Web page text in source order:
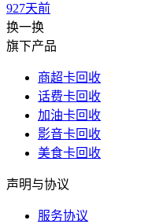
927天前
换一换
旗下产品
商超卡回收
话费卡回收
加油卡回收
影音卡回收
美食卡回收
声明与协议
服务协议